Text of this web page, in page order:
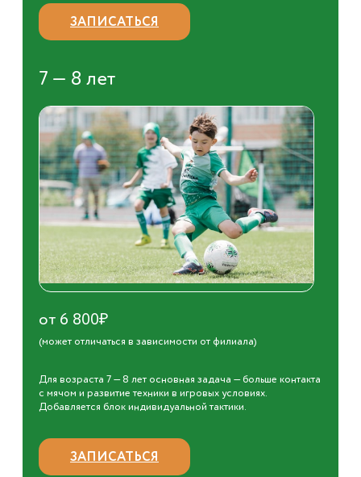
ЗАПИСАТЬСЯ
7 — 8 лет
от 6 800₽
(может отличаться в зависимости от филиала)
Для возраста 7 — 8 лет основная задача — больше контакта
с мячом и развитие техники в игровых условиях.
Добавляется блок индивидуальной тактики.
ЗАПИСАТЬСЯ